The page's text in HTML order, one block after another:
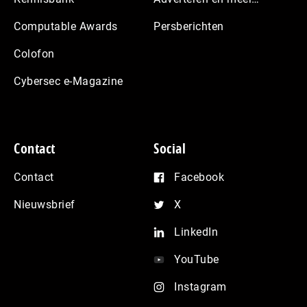
Computable Awards
Colofon
Cybersec e-Magazine
Persberichten
Contact
Contact
Nieuwsbrief
Social
Facebook
X
LinkedIn
YouTube
Instagram